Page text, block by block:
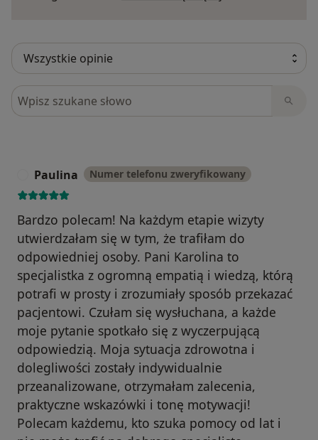
Szukaj w opiniach
Paulina Numer telefonu zweryfikowany
Bardzo polecam! Na każdym etapie wizyty
utwierdzałam się w tym, że trafiłam do
odpowiedniej osoby. Pani Karolina to
specjalistka z ogromną empatią i wiedzą, którą
potrafi w prosty i zrozumiały sposób przekazać
pacjentowi. Czułam się wysłuchana, a każde
moje pytanie spotkało się z wyczerpującą
odpowiedzią. Moja sytuacja zdrowotna i
dolegliwości zostały indywidualnie
przeanalizowane, otrzymałam zalecenia,
praktyczne wskazówki i tonę motywacji!
Polecam każdemu, kto szuka pomocy od lat i